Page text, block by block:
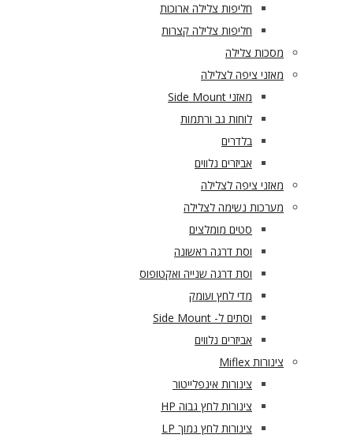
חליפות צלילה ארוכות
חליפות צלילה קצרות
מסכות צלילה
מאזני ציפה לצלילה
מאזני Side Mount
לוחות גב ורתמות
בלדרים
אביזרים נלווים
מאזני ציפה לצלילה
מערכות נשימה לצלילה
סטים מומלצים
וסת דרגה ראשונה
וסת דרגה שנייה ואקטופוס
מדי לחץ ועומק
וסתים ל- Side Mount
אביזרים נלווים
צינורות Miflex
צינורות אינפלייטור
צינורות לחץ גבוה HP
צינורות לחץ נמוך LP